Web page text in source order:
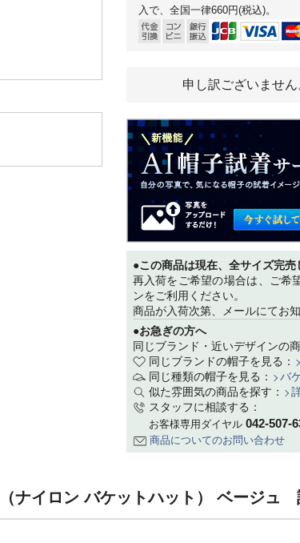
入で、全国一律660円(税込)。
申し訳ございません
●この商品は現在、全サイズ完売
再入荷をご希望の場合は、ご希
ンをご利用ください。
商品が入荷次第、メールにてお
●お急ぎの方へ
同じブランド・近いデザインの
同じブランドの帽子を見る：
同じ種類の帽子を見る：
バ
似た雰囲気の商品を探す：
スタッフに相談する：
お客様専用ダイヤル 042-507-
商品についてのお問い合わせ
ナイロン バケットハット） ベージュ